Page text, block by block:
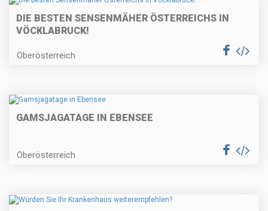
DIE BESTEN SENSENMÄHER ÖSTERREICHS IN
VÖCKLABRUCK!
Oberösterreich
GAMSJAGATAGE IN EBENSEE
Oberösterreich